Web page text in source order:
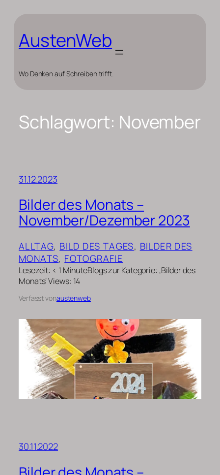
springen
AustenWeb
Wo Denken auf Schreiben trifft.
Schlagwort: November
31.12.2023
Bilder des Monats –
November/Dezember 2023
ALLTAG, BILD DES TAGES, BILDER DES
MONATS, FOTOGRAFIE
Lesezeit: < 1 MinuteBlogs zur Kategorie: ‚Bilder des
Monats‘ Views: 14
Verfasst vonaustenweb
30.11.2022